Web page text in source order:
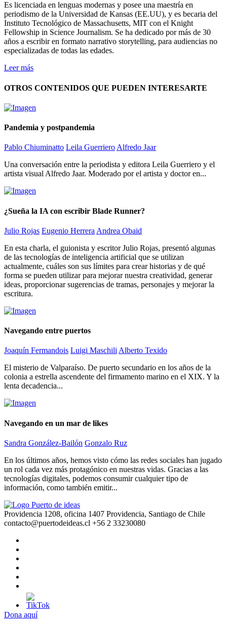
Es licenciada en lenguas modernas y posee una maestría en
periodismo de la Universidad de Kansas (EE.UU), y es becaria del
Instituto Tecnológico de Massachusetts, MIT con el Knight
Fellowship in Science Journalism. Se ha dedicado por más de 30
años a escribir en formato narrativo storytelling, para audiencias no
especializadas de todas las edades.
Leer más
OTROS CONTENIDOS QUE PUEDEN INTERESARTE
Pandemia y postpandemia
Pablo Chiuminatto Leila GuerrieroAlfredo Jaar
Una conversación entre la periodista y editora Leila Guerriero y el
artista visual Alfredo Jaar. Moderado por el artista y doctor en...
¿Sueña la IA con escribir Blade Runner?
Julio Rojas Eugenio Herrera Andrea Obaid
En esta charla, el guionista y escritor Julio Rojas, presentó algunas
de las tecnologías de inteligencia artificial que se utilizan
actualmente, cuáles son sus límites para crear historias y de qué
forma se pueden utilizar para mejorar nuestra creatividad, generar
ideas, proporcionar sugerencias de tramas, personajes y mejorar la
escritura.
Navegando entre puertos
Joaquín Fermandois Luigi MaschiliAlberto Texido
El misterio de Valparaíso. De puerto secundario en los años de la
colonia a estrella ascendente del firmamento marino en el XIX. Y la
lenta decadencia...
Navegando en un mar de likes
Sandra González-Bailón Gonzalo Ruz
En los últimos años, hemos visto cómo las redes sociales han jugado
un rol cada vez más protagónico en nuestras vidas. Gracias a las
tecnologías digitales, podemos consumir cualquier tipo de
información, como también emitir...
Providencia 1208, oficina 1407 Providencia, Santiago de Chile
contacto@puertodeideas.cl +56 2 33230080
Dona aquí